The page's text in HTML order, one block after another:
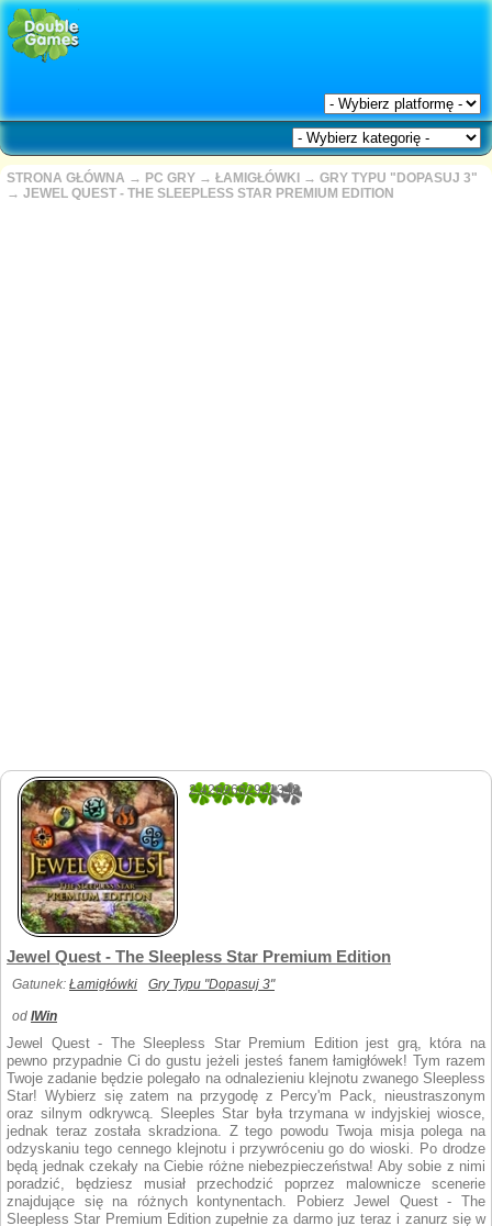
STRONA GŁÓWNA → PC GRY → ŁAMIGŁÓWKI → GRY TYPU "DOPASUJ 3"
→ JEWEL QUEST - THE SLEEPLESS STAR PREMIUM EDITION
2.4269662921348
Jewel Quest - The Sleepless Star Premium Edition
Gatunek: Łamigłówki Gry Typu "Dopasuj 3"
od IWin
Jewel Quest - The Sleepless Star Premium Edition jest grą, która na
pewno przypadnie Ci do gustu jeżeli jesteś fanem łamigłówek! Tym razem
Twoje zadanie będzie polegało na odnalezieniu klejnotu zwanego Sleepless
Star! Wybierz się zatem na przygodę z Percy'm Pack, nieustraszonym
oraz silnym odkrywcą. Sleeples Star była trzymana w indyjskiej wiosce,
jednak teraz została skradziona. Z tego powodu Twoja misja polega na
odzyskaniu tego cennego klejnotu i przywróceniu go do wioski. Po drodze
będą jednak czekały na Ciebie różne niebezpieczeństwa! Aby sobie z nimi
poradzić, będziesz musiał przechodzić poprzez malownicze scenerie
znajdujące się na różnych kontynentach. Pobierz Jewel Quest - The
Sleepless Star Premium Edition zupełnie za darmo juz teraz i zanurz się w